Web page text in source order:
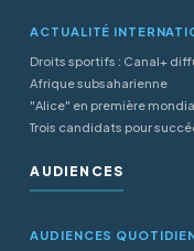
ACTUALITÉ
Droits sportifs : Canal+
Afrique subsaharienne
"Alice" en première
Trois candidats pour
AUDIENCES
AUDIENCES